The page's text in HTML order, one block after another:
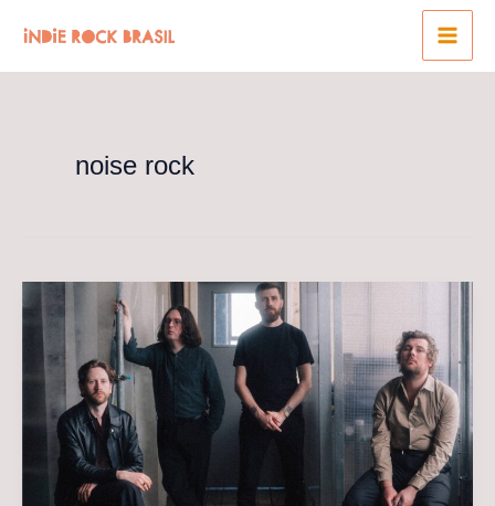
para
o
noise rock